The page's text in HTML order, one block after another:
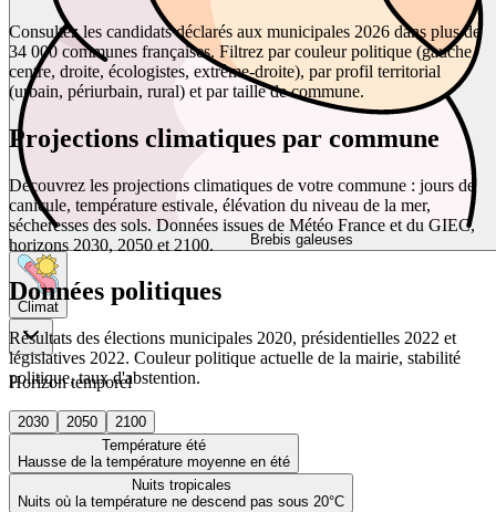
Brebis galeuses
Climat
Horizon temporel
2030 2050
2100
Température été
Hausse de la température moyenne en été
Nuits tropicales
Nuits où la température ne descend pas sous 20°C
Consultez les candidats déclarés aux municipales 2026 dans plus de
34 000 communes françaises. Filtrez par couleur politique (gauche,
centre, droite, écologistes, extrême-droite), par profil territorial
(urbain, périurbain, rural) et par taille de commune.
Projections climatiques par commune
Découvrez les projections climatiques de votre commune : jours de
canicule, température estivale, élévation du niveau de la mer,
sécheresses des sols. Données issues de Météo France et du GIEC,
horizons 2030, 2050 et 2100.
Données politiques
Résultats des élections municipales 2020, présidentielles 2022 et
législatives 2022. Couleur politique actuelle de la mairie, stabilité
politique, taux d'abstention.